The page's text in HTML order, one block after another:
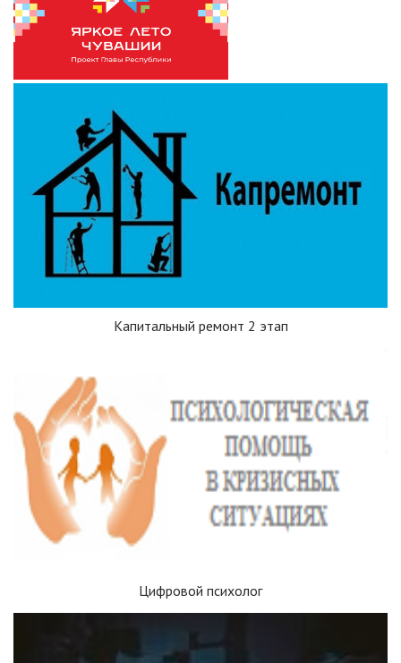
Капитальный ремонт 2 этап
Цифровой психолог